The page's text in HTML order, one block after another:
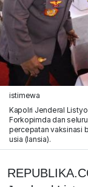
istimewa
Kapolri Jenderal
Forkopimda dan
percepatan vaksinasi
usia (lansia).